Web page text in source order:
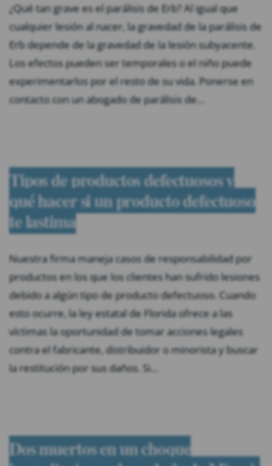
¿Qué tan grave es el parálisis de Erb? Al igual que
cualquier lesión al nacer, la gravedad de la parálisis de
Erb depende de la gravedad de la lesión subyacente.
Los efectos pueden ser temporales o el niño puede
experimentarlos por el resto de su vida. Ponerse en
contacto con un abogado de parálisis de…
Tipos de productos defectuosos y
qué hacer si un producto defectuoso
te lastima
Nuestra firma maneja casos de responsabilidad por
productos en los que los clientes han sufrido lesiones
debido a algún tipo de producto defectuoso. Cuando
esto ocurre, la ley estatal de Florida ofrece a las
víctimas la oportunidad de tomar acciones legales
contra el fabricante, distribuidor o minorista y buscar
la restitución por sus daños. Si…
Dos muertos en un choque